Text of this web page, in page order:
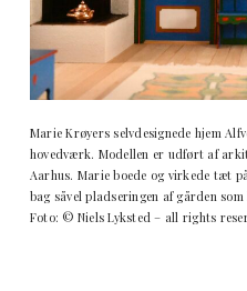
Marie Krøyers selvdesignede hjem
hovedværk. Modellen er udført af
Aarhus. Marie boede og virkede tæt
bag såvel pladseringen af gården
Foto: © Niels Lyksted – all rights